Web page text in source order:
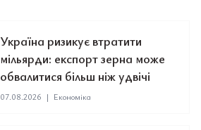
Україна ризикує втратити
мільярди: експорт зерна може
обвалитися більш ніж удвічі
07.08.2026 | Економіка